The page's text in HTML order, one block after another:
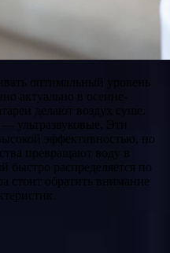
оптимальный уровень
актуально в осенне-
делают воздух суше.
ультразвуковые. Эти
эффективностью, но
превращают воду в
быстро распределяется по
обратить внимание